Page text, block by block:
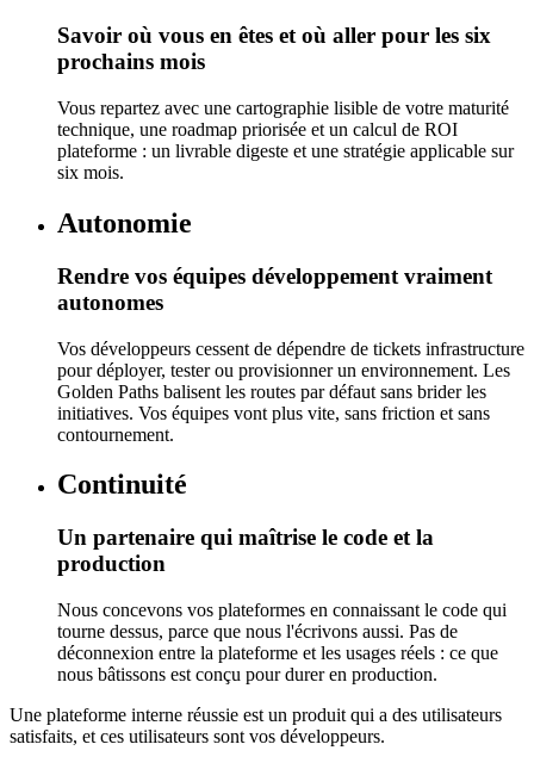
Savoir où vous en êtes et où aller pour les six
prochains mois
Vous repartez avec une cartographie lisible de votre maturité
technique, une roadmap priorisée et un calcul de ROI
plateforme : un livrable digeste et une stratégie applicable sur
six mois.
Autonomie
Rendre vos équipes développement vraiment
autonomes
Vos développeurs cessent de dépendre de tickets infrastructure
pour déployer, tester ou provisionner un environnement. Les
Golden Paths balisent les routes par défaut sans brider les
initiatives. Vos équipes vont plus vite, sans friction et sans
contournement.
Continuité
Un partenaire qui maîtrise le code et la
production
Nous concevons vos plateformes en connaissant le code qui
tourne dessus, parce que nous l'écrivons aussi. Pas de
déconnexion entre la plateforme et les usages réels : ce que
nous bâtissons est conçu pour durer en production.
Une plateforme interne réussie est un produit qui a des utilisateurs
satisfaits, et ces utilisateurs sont vos développeurs.